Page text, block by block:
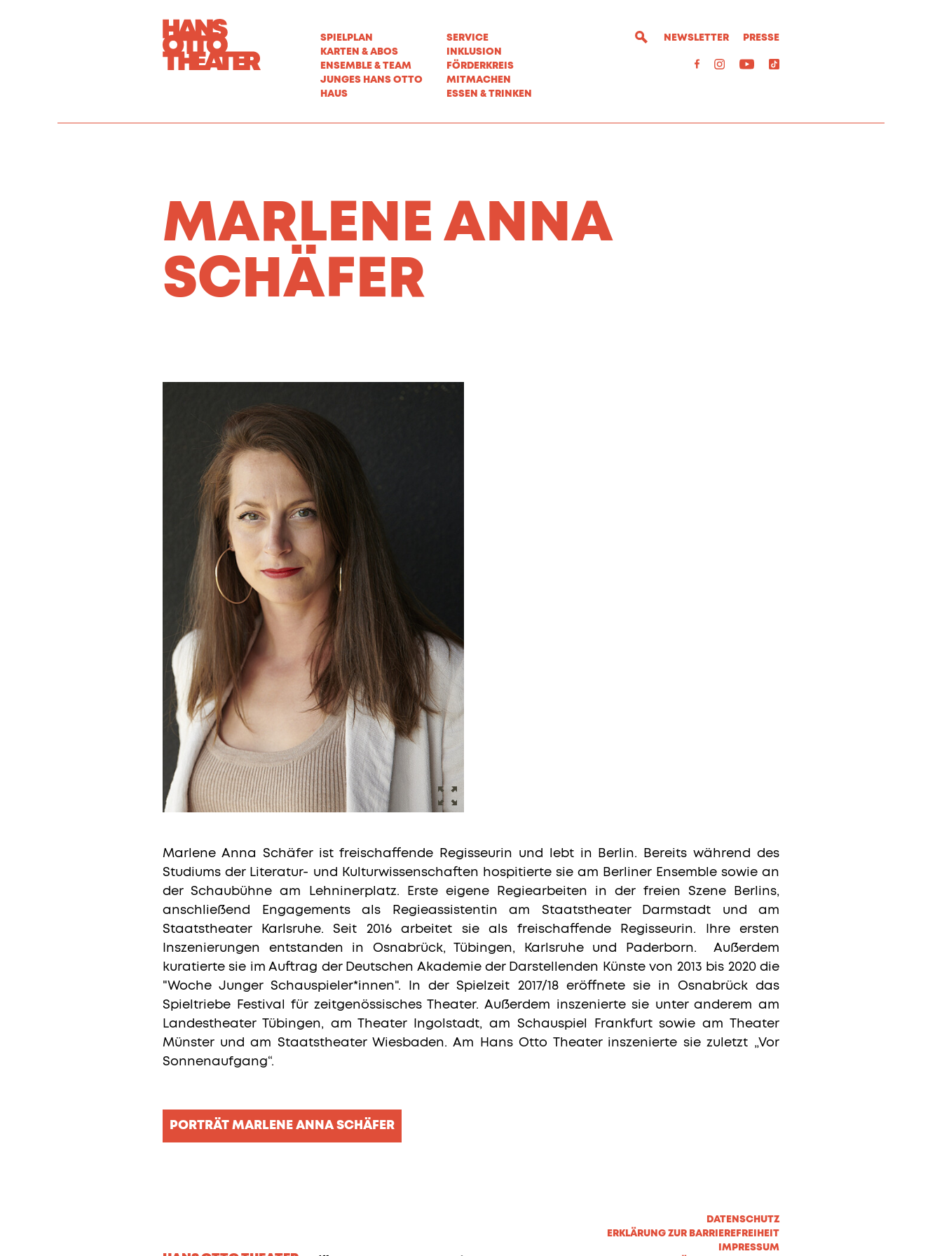
SPIELPLAN
KARTEN & ABOS
ENSEMBLE & TEAM
JUNGES HANS OTTO
HAUS
SERVICE
INKLUSION
FÖRDERKREIS
MITMACHEN
ESSEN & TRINKEN
NEWSLETTER PRESSE
MARLENE ANNA
SCHÄFER
Marlene Anna Schäfer ist freischaffende Regisseurin und lebt in Berlin. Bereits während des
Studiums der Literatur- und Kulturwissenschaften hospitierte sie am Berliner Ensemble sowie an
der Schaubühne am Lehninerplatz. Erste eigene Regiearbeiten in der freien Szene Berlins,
anschließend Engagements als Regieassistentin am Staatstheater Darmstadt und am
Staatstheater Karlsruhe. Seit 2016 arbeitet sie als freischaffende Regisseurin. Ihre ersten
Inszenierungen entstanden in Osnabrück, Tübingen, Karlsruhe und Paderborn. ​ Außerdem
kuratierte sie im Auftrag der Deutschen Akademie der Darstellenden Künste von 2013 bis 2020 die
"Woche Junger Schauspieler*innen". In der Spielzeit 2017/18 eröffnete sie in Osnabrück das
Spieltriebe Festival für zeitgenössisches Theater. Außerdem inszenierte sie unter anderem am
Landestheater Tübingen, am Theater Ingolstadt, am Schauspiel Frankfurt sowie am Theater
Münster und am Staatstheater Wiesbaden. Am Hans Otto Theater inszenierte sie zuletzt „Vor
Sonnenaufgang“.
PORTRÄT MARLENE ANNA SCHÄFER
DATENSCHUTZ
ERKLÄRUNG ZUR BARRIEREFREIHEIT
IMPRESSUM